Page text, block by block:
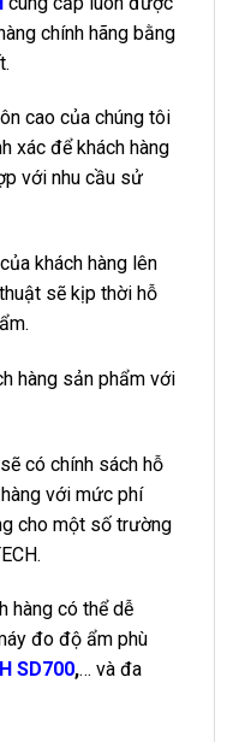
chính hãng bằng
cao của chúng tôi
xác để khách hàng
với nhu cầu sử
khách hàng lên
sẽ kịp thời hỗ
hàng sản phẩm với
có chính sách hỗ
với mức phí
cho một số trường
hàng có thể dễ
đo độ ẩm phù
SD700,… và đa